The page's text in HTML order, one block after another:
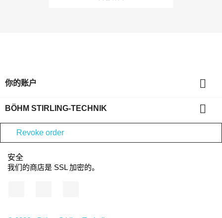
你的账户 
BÖHM STIRLING-TECHNIK 
Revoke order
安全
我们的商店是 SSL 加密的。